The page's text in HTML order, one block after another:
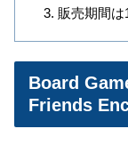
販売期間
Board
Friends